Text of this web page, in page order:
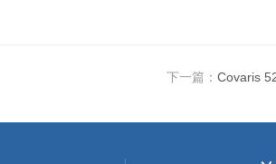
下一篇： Covaris